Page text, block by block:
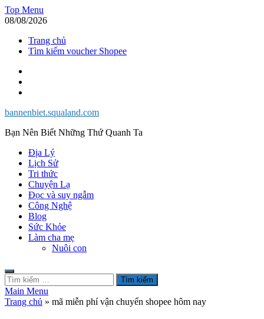
Skip
to
Top Menu
08/08/2026
Trang chủ
Tìm kiếm voucher Shopee
bannenbiet.squaland.com
Bạn Nên Biết Những Thứ Quanh Ta
Địa Lý
Lịch Sử
Tri thức
Chuyện Lạ
Đọc và suy ngẫm
Công Nghệ
Blog
Sức Khỏe
Làm cha mẹ
Nuôi con
Tìm
kiếm
cho:
Main Menu
Trang chủ » mã miễn phí vận chuyển shopee hôm nay